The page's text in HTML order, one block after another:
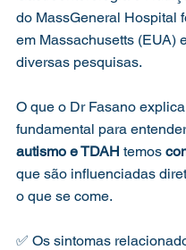
do MassGeneral Hospital
em Massachusetts (EUA)
diversas pesquisas.
O que o Dr Fasano
fundamental para
autismo e TDAH temos
que são influenciadas
o que se come.
✅ Os sintomas